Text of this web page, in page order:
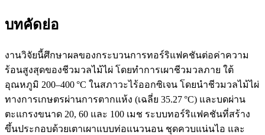
บทคัดย่อ
งานวิจัยนี้ศึกษาผลของกระบวนการทอร์ริแฟคชันต่อค่าความ
ร้อนสูงสุดของชีวมวลไม้ไผ่ โดยทำการเผาชีวมวลภาย ใต้
อุณหภูมิ 200–400 °C ในสภาวะไร้ออกซิเจน โดยนำชีวมวลไม้ไผ่
ทางการเกษตรผ่านการตากแห้ง (เฉลี่ย 35.27 °C) และบดผ่าน
ตะแกรงขนาด 20, 60 และ 100 เมช ระบบทอร์ริแฟคชันที่สร้าง
ขึ้นประกอบด้วยเตาเผาแบบท่อแนวนอน ชุดควบแน่นไอ และ